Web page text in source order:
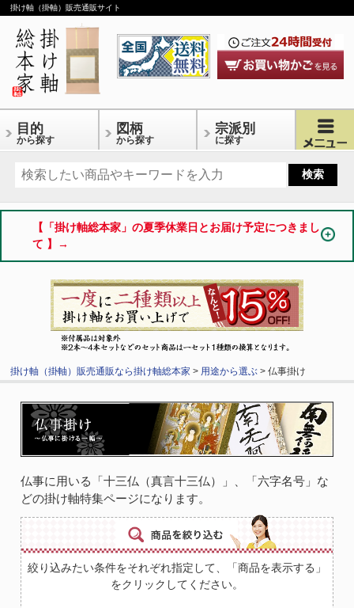
掛け軸（掛軸）販売通販サイト
目的
から探す
図柄
から探す
宗派別
に探す
【「掛け軸総本家」の夏季休業日とお届け予定につきまし
て 】→
掛け軸（掛軸）販売通販なら掛け軸総本家 > 用途から選ぶ > 仏事掛け
仏事に用いる「十三仏（真言十三仏）」、「六字名号」な
どの掛け軸特集ページになります。
絞り込みたい条件をそれぞれ指定して、「商品を表示する」
をクリックしてください。